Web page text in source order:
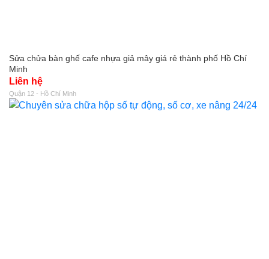
Sửa chửa bàn ghế cafe nhựa giả mây giá rẻ thành phố Hồ Chí
Minh
Liên hệ
Quận 12 - Hồ Chí Minh